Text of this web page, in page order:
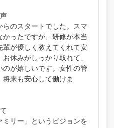
らのスタートでした。スマ
かったですが、研修が本当
輩が優しく教えてくれて安
休みがしっかり取れて、
のが嬉しいです。女性の管
来も安心して働けま
ミリー」というビジョンを